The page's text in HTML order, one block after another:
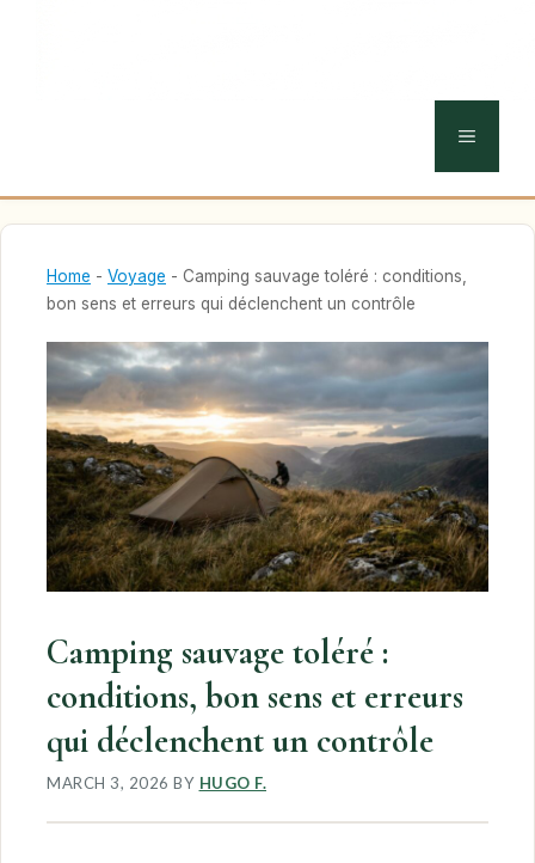
MENU
Home - Voyage - Camping sauvage toléré : conditions,
bon sens et erreurs qui déclenchent un contrôle
Camping sauvage toléré :
conditions, bon sens et erreurs
qui déclenchent un contrôle
MARCH 3, 2026 BY HUGO F.